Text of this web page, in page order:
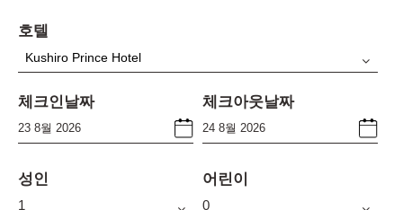
호텔
Kushiro Prince Hotel
체크인날짜 체크아웃날짜
성인 어린이